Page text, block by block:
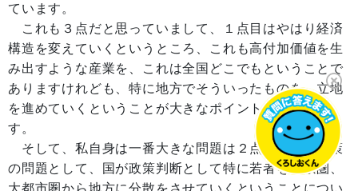
ています。
これも３点だと思っていまして、１点目はやはり経済
構造を変えていくというところ、これも高付加価値を生
み出すような産業を、これは全国どこでもということで
ありますけれども、特に地方でそういったものを、立地
を進めていくということが大きなポイントだと思いま
す。
そして、私自身は一番大きな問題は２点目の国土政策
の問題として、国が政策判断として特に若者を東京圏、
大都市圏から地方に分散をさせていくということについ